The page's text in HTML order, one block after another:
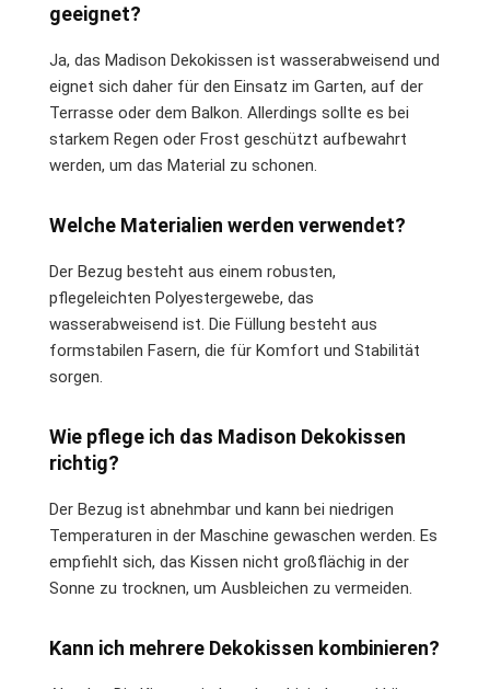
geeignet?
Ja, das Madison Dekokissen ist wasserabweisend und
eignet sich daher für den Einsatz im Garten, auf der
Terrasse oder dem Balkon. Allerdings sollte es bei
starkem Regen oder Frost geschützt aufbewahrt
werden, um das Material zu schonen.
Welche Materialien werden verwendet?
Der Bezug besteht aus einem robusten,
pflegeleichten Polyestergewebe, das
wasserabweisend ist. Die Füllung besteht aus
formstabilen Fasern, die für Komfort und Stabilität
sorgen.
Wie pflege ich das Madison Dekokissen
richtig?
Der Bezug ist abnehmbar und kann bei niedrigen
Temperaturen in der Maschine gewaschen werden. Es
empfiehlt sich, das Kissen nicht großflächig in der
Sonne zu trocknen, um Ausbleichen zu vermeiden.
Kann ich mehrere Dekokissen kombinieren?